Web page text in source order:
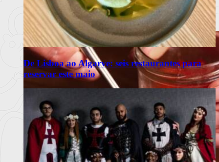
De Lisboa ao Algarve: seis restaurantes para
reservar este maio